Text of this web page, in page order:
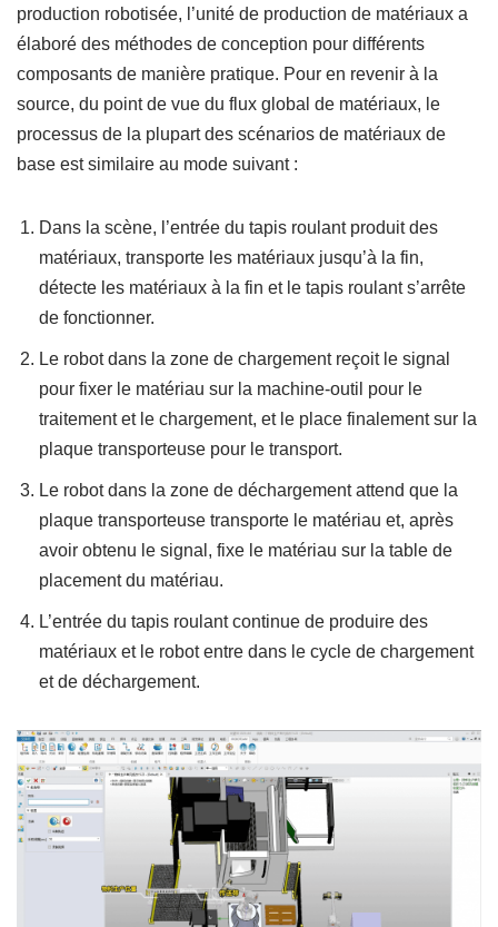
production robotisée, l’unité de production de matériaux a
élaboré des méthodes de conception pour différents
composants de manière pratique. Pour en revenir à la
source, du point de vue du flux global de matériaux, le
processus de la plupart des scénarios de matériaux de
base est similaire au mode suivant :
Dans la scène, l’entrée du tapis roulant produit des
matériaux, transporte les matériaux jusqu’à la fin,
détecte les matériaux à la fin et le tapis roulant s’arrête
de fonctionner.
Le robot dans la zone de chargement reçoit le signal
pour fixer le matériau sur la machine-outil pour le
traitement et le chargement, et le place finalement sur la
plaque transporteuse pour le transport.
Le robot dans la zone de déchargement attend que la
plaque transporteuse transporte le matériau et, après
avoir obtenu le signal, fixe le matériau sur la table de
placement du matériau.
L’entrée du tapis roulant continue de produire des
matériaux et le robot entre dans le cycle de chargement
et de déchargement.